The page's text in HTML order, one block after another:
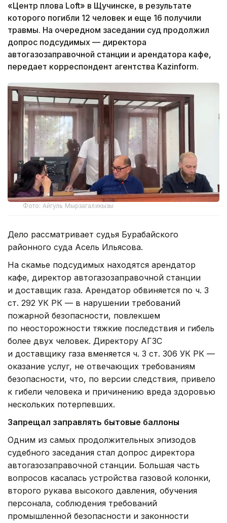
«Центр плова Loft» в Щучинске, в результате
которого погибли 12 человек и еще 16 получили
травмы. На очередном заседании суд продолжил
допрос подсудимых — директора
автогазозаправочной станции и арендатора кафе,
передает корреспондент агентства Kazinform.
Фото: Айгуль Мырзагаликызы
Дело рассматривает судья Бурабайского
районного суда Асель Ильясова.
На скамье подсудимых находятся арендатор
кафе, директор автогазозаправочной станции
и доставщик газа. Арендатор обвиняется по ч. 3
ст. 292 УК РК — в нарушении требований
пожарной безопасности, повлекшем
по неосторожности тяжкие последствия и гибель
более двух человек. Директору АГЗС
и доставщику газа вменяется ч. 3 ст. 306 УК РК —
оказание услуг, не отвечающих требованиям
безопасности, что, по версии следствия, привело
к гибели человека и причинению вреда здоровью
нескольких потерпевших.
Запрещал заправлять бытовые баллоны
Одним из самых продолжительных эпизодов
судебного заседания стал допрос директора
автогазозаправочной станции. Большая часть
вопросов касалась устройства газовой колонки,
второго рукава высокого давления, обучения
персонала, соблюдения требований
промышленной безопасности и законности